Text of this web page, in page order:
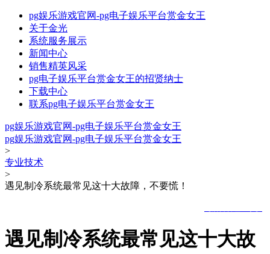
pg娱乐游戏官网-pg电子娱乐平台赏金女王
关于金光
系统服务展示
新闻中心
销售精英风采
pg电子娱乐平台赏金女王的招贤纳士
下载中心
联系pg电子娱乐平台赏金女王
pg娱乐游戏官网-pg电子娱乐平台赏金女王
pg娱乐游戏官网-pg电子娱乐平台赏金女王
>
专业技术
>
遇见制冷系统最常见这十大故障，不要慌！
遇见制冷系统最常见这十大故